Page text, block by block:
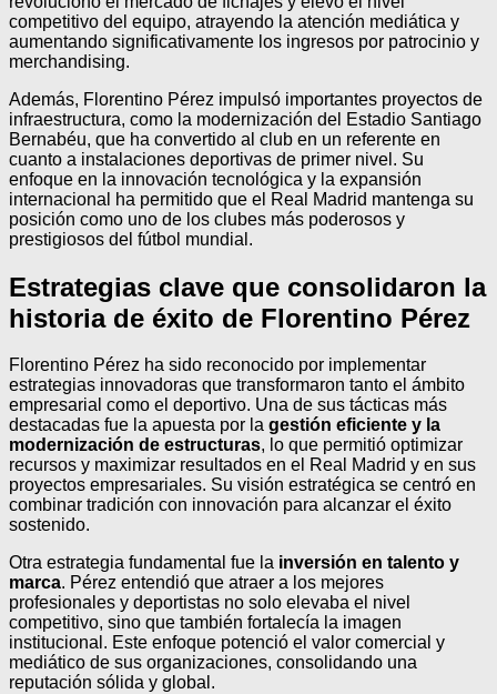
competitivo del equipo, atrayendo la atención mediática y
aumentando significativamente los ingresos por patrocinio y
merchandising.
Además, Florentino Pérez impulsó importantes proyectos de
infraestructura, como la modernización del Estadio Santiago
Bernabéu, que ha convertido al club en un referente en
cuanto a instalaciones deportivas de primer nivel. Su
enfoque en la innovación tecnológica y la expansión
internacional ha permitido que el Real Madrid mantenga su
posición como uno de los clubes más poderosos y
prestigiosos del fútbol mundial.
Estrategias clave que consolidaron la
historia de éxito de Florentino Pérez
Florentino Pérez ha sido reconocido por implementar
estrategias innovadoras que transformaron tanto el ámbito
empresarial como el deportivo. Una de sus tácticas más
destacadas fue la apuesta por la gestión eficiente y la
modernización de estructuras, lo que permitió optimizar
recursos y maximizar resultados en el Real Madrid y en sus
proyectos empresariales. Su visión estratégica se centró en
combinar tradición con innovación para alcanzar el éxito
sostenido.
Otra estrategia fundamental fue la inversión en talento y
marca. Pérez entendió que atraer a los mejores
profesionales y deportistas no solo elevaba el nivel
competitivo, sino que también fortalecía la imagen
institucional. Este enfoque potenció el valor comercial y
mediático de sus organizaciones, consolidando una
reputación sólida y global.